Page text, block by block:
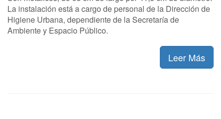
La instalación está a cargo de personal de la Dirección de
Higiene Urbana, dependiente de la Secretaría de
Ambiente y Espacio Público.
Leer Más